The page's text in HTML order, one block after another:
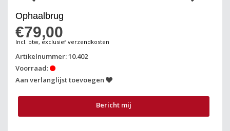
Ophaalbrug
€79,00
Incl. btw, exclusief verzendkosten
Artikelnummer: 10.402
Voorraad:
Aan verlanglijst toevoegen
Bericht mij